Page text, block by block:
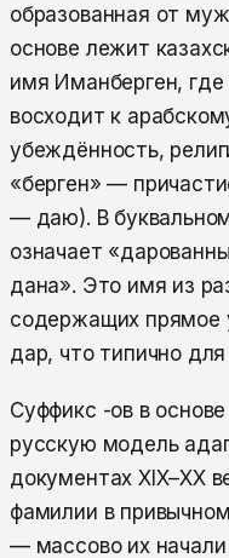
образованная от
основе лежит
имя Иманберген,
восходит к
убеждённость,
«берген» —
— даю). В
означает
дана». Это имя из
содержащих прямое
дар, что типично
Суффикс -ов в
русскую модель
документах XIX–XX
фамилии в
— массово их начали